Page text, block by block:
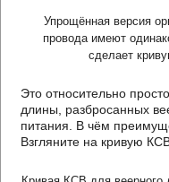
Упрощённая версия
провода имеют
сделает
Это относительно
длины, разбросанных
питания. В чём
Взгляните на кривую